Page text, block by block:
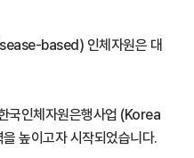
based) 인체자원은 대
국인체자원은행사업 (Korea
높이고자 시작되었습니다.